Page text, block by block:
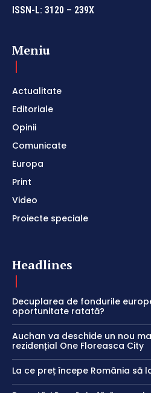
ISSN-L: 3120 – 239X
Meniu
Actualitate
Editoriale
Opinii
Comunicate
Europa
Print
Video
Proiecte speciale
Headlines
Decuplarea de fondurile
oportunitate ratată?
Auchan va deschide un nou
rezidențial One Floreasca City
La ce preț începe România să